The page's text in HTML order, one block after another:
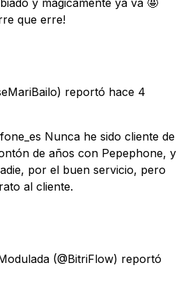
que erre!
reportó hace 4
Nunca he sido cliente de
de años con Pepephone, y
por el buen servicio, pero
al cliente.
(@BitriFlow) reportó